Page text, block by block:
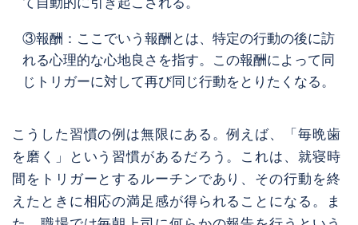
③報酬：ここでいう報酬とは、特定の行動の後に訪
れる心理的な心地良さを指す。この報酬によって同
じトリガーに対して再び同じ行動をとりたくなる。
こうした習慣の例は無限にある。例えば、「毎晩歯
を磨く」という習慣があるだろう。これは、就寝時
間をトリガーとするルーチンであり、その行動を終
えたときに相応の満足感が得られることになる。ま